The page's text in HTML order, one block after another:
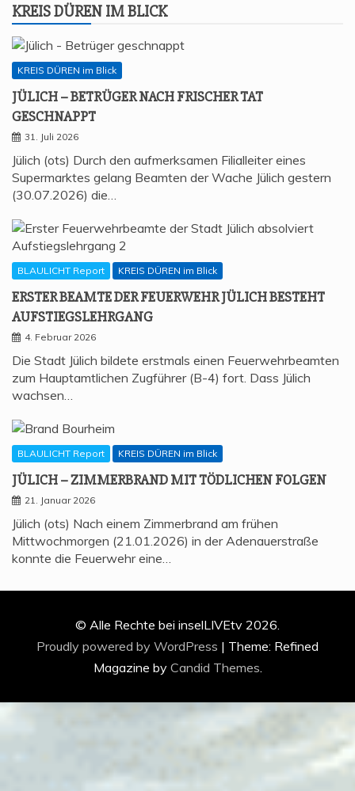
KREIS DÜREN IM BLICK
KREIS DÜREN im Blick
JÜLICH – BETRÜ­GER NACH FRI­SCHER TAT
GESCHNAPPT
31. Juli 2026
Jülich (ots) Durch den aufmerksamen Filialleiter eines
Supermarktes gelang Beamten der Wache Jülich gestern
(30.07.2026) die…
BLAULICHT Report KREIS DÜREN im Blick
ERS­TER BEAM­TE DER FEU­ER­WEHR JÜLICH BESTEHT
AUFSTIEGSLEHRGANG
4. Februar 2026
Die Stadt Jülich bildete erstmals einen Feuerwehrbeamten
zum Hauptamtlichen Zugführer (B-4) fort. Dass Jülich
wachsen…
BLAULICHT Report KREIS DÜREN im Blick
JÜLICH – ZIM­MER­BRAND MIT TÖD­LI­CHEN FOLGEN
21. Januar 2026
Jülich (ots) Nach einem Zimmerbrand am frühen
Mittwochmorgen (21.01.2026) in der Adenauerstraße
konnte die Feuerwehr eine…
© Alle Rechte bei inselLIVEtv 2026.
Proudly powered by WordPress | Theme: Refined
Magazine by Candid Themes